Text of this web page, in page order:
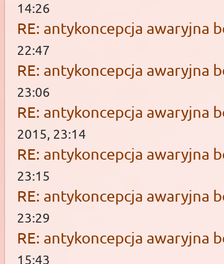
14:26
RE: antykoncepcja awaryjna
22:47
RE: antykoncepcja awaryjna
23:06
RE: antykoncepcja awaryjna
2015, 23:14
RE: antykoncepcja awaryjna
23:15
RE: antykoncepcja awaryjna
23:29
RE: antykoncepcja awaryjna
15:43